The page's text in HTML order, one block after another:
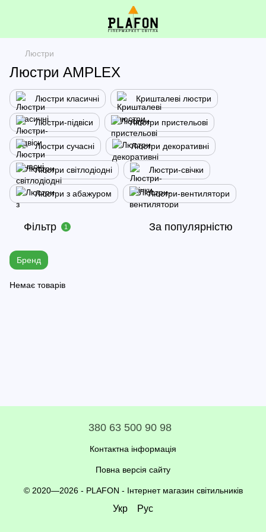
Люстри
Люстри AMPLEX
Люстри класичні Кришталеві люстри
Люстри-підвіси Люстри пристельові
Люстри сучасні Люстри декоративні
Люстри світлодіодні Люстри-свічки
Люстри з абажуром Люстри-вентилятори
Фільтр 1 За популярністю
Бренд
Немає товарів
380 63 500 90 98
Контактна інформація
Повна версія сайту
© 2020—2026 - PLAFON - Інтернет магазин світильників
Укр Рус